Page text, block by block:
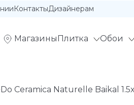
КонтактыДизайнерам
Магазины Плитка Обои
Ceramica Naturelle Baikal